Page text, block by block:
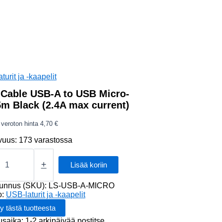
ja -kaapelit
USB-A to USB Micro-
Black (2.4A max current)
veroton hinta4,70€
173 varastossa
+ Lisää koriin
(SKU): LS-USB-A-MICRO
USB-laturit ja -kaapelit